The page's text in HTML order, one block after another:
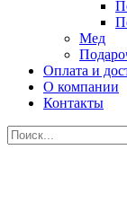
Мед
Оплата и
О компании
Контакты
Искать: